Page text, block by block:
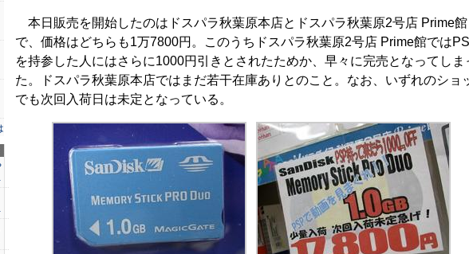
本日販売を開始したのはドスパラ秋葉原本店とドスパラ秋葉原2号店 Prime館
で、価格はどちらも1万7800円。このうちドスパラ秋葉原2号店 Prime館では
を持参した人にはさらに1000円引きとされたためか、早々に完売となってしま
た。ドスパラ秋葉原本店ではまだ若干在庫ありとのこと。なお、いずれのショ
でも次回入荷日は未定となっている。